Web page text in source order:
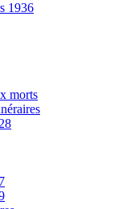
1936
morts